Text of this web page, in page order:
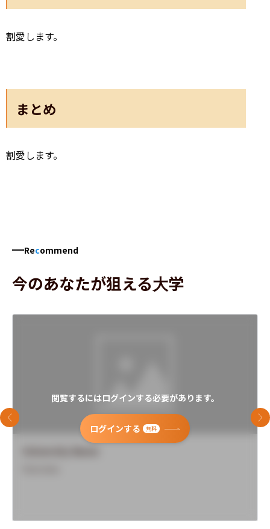
割愛します。
まとめ
割愛します。
Recommend
今のあなたが狙える大学
閲覧するにはログインする必要があります。
ログインする 無料
前のスライド 次